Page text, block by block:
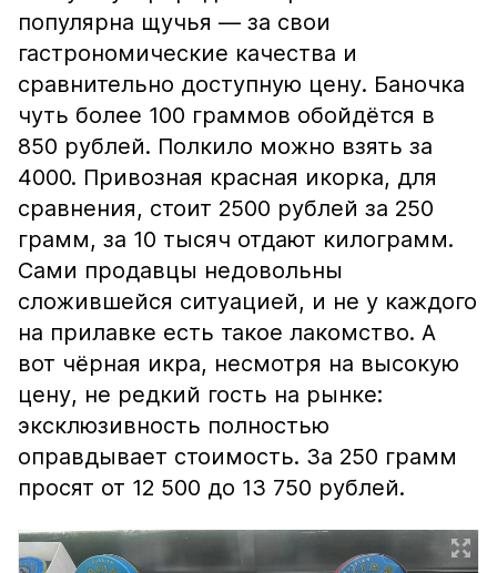
популярна щучья — за свои
гастрономические качества и
сравнительно доступную цену. Баночка
чуть более 100 граммов обойдётся в
850 рублей. Полкило можно взять за
4000. Привозная красная икорка, для
сравнения, стоит 2500 рублей за 250
грамм, за 10 тысяч отдают килограмм.
Сами продавцы недовольны
сложившейся ситуацией, и не у каждого
на прилавке есть такое лакомство. А
вот чёрная икра, несмотря на высокую
цену, не редкий гость на рынке:
эксклюзивность полностью
оправдывает стоимость. За 250 грамм
просят от 12 500 до 13 750 рублей.